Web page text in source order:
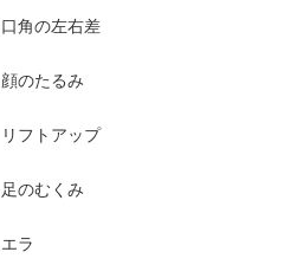
口角の左右差
顔のたるみ
リフトアップ
足のむくみ
エラ